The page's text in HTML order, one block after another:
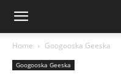
Home Googooska Geeska
Googooska Geeska